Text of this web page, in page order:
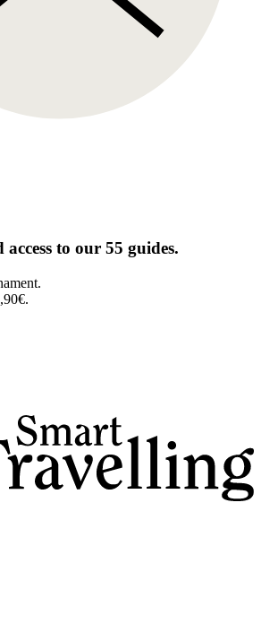
to our 55 guides.